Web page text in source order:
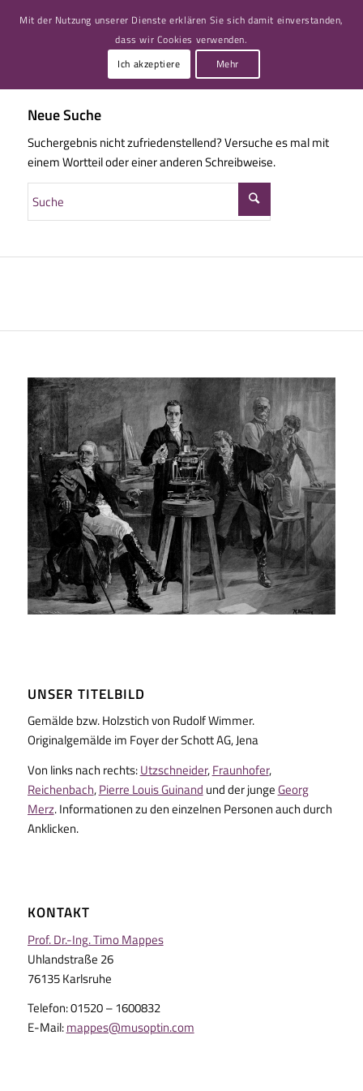
Neue Suche
Suchergebnis nicht zufriedenstellend? Versuche es mal mit
einem Wortteil oder einer anderen Schreibweise.
UNSER TITELBILD
Gemälde bzw. Holzstich von Rudolf Wimmer.
Originalgemälde im Foyer der Schott AG, Jena
Von links nach rechts:Utzschneider,Fraunhofer,
Reichenbach,Pierre Louis Guinand und der jungeGeorg
Merz. Informationen zu den einzelnen Personen auch durch
Anklicken.
KONTAKT
Prof. Dr.-Ing. Timo Mappes
Uhlandstraße 26
76135 Karlsruhe
Telefon: 01520 – 1600832
E-Mail:mappes@musoptin.com
Mit der Nutzung unserer Dienste erklären Sie sich damit einverstanden,
dass wir Cookies verwenden.
Ich akzeptiere
Mehr